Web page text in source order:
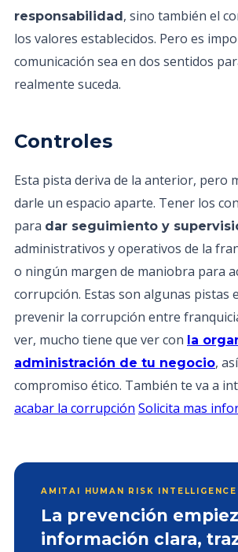
responsabilidad, sino también el
los valores establecidos. Pero es
comunicación sea en dos sentidos
realmente suceda.
Controles
Esta pista deriva de la anterior, pero
darle un espacio aparte. Tener los
para dar seguimiento y
administrativos y operativos de la
o ningún margen de maniobra para
corrupción. Estas son algunas pistas
prevenir la corrupción entre
ver, mucho tiene que ver con la
administración de tu negocio,
compromiso ético. También te va a
acabar la corrupción Solicita mas
AMITAI HUMAN RISK INTELLIGENCE
La prevención
información clara,